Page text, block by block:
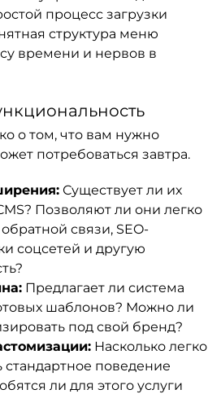
процесс загрузки
структура меню
времени и нервов в
о том, что вам нужно
потребоваться завтра.
Существует ли их
Позволяют ли они легко
связи, SEO-
соцсетей и другую
Предлагает ли система
шаблонов? Можно ли
под свой бренд?
Насколько легко
поведение
ли для этого услуги